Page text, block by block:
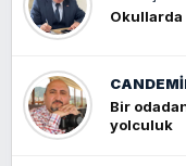
Okullarda
Bir
yolculuk